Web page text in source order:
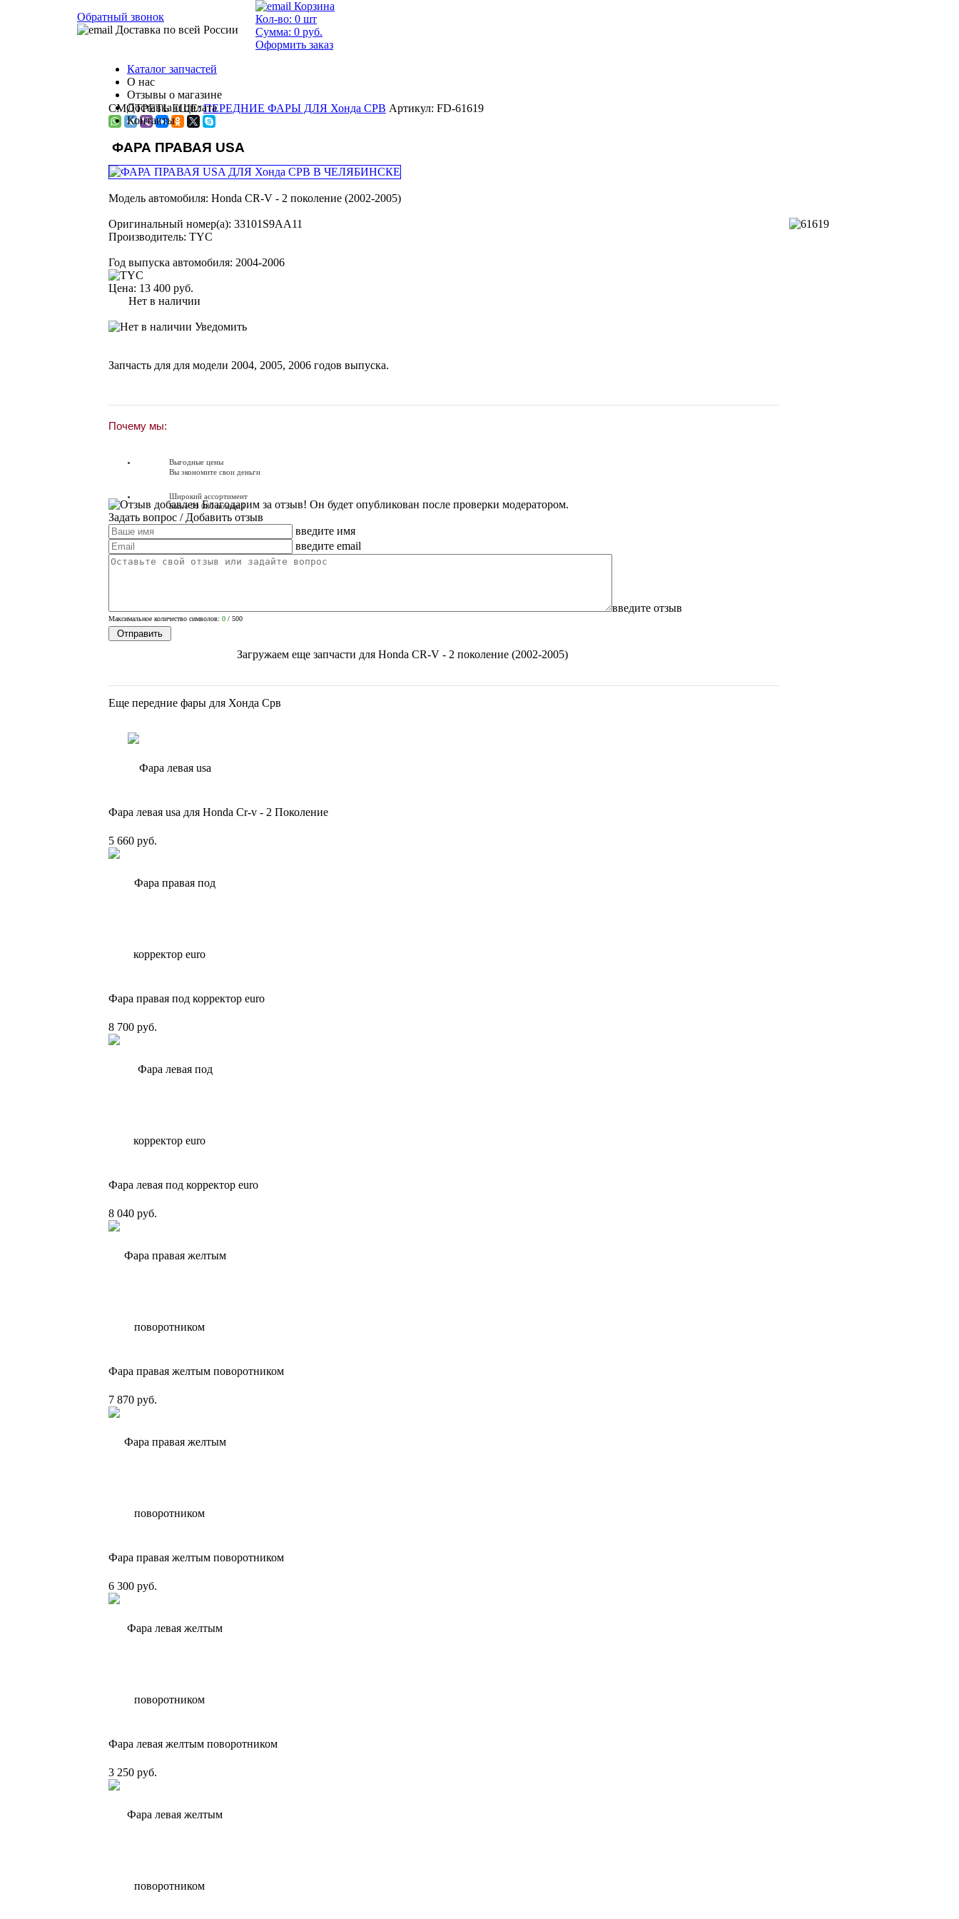
СМОТРЕТЬ ЕЩЕ:ПЕРЕДНИЕ ФАРЫ ДЛЯ Хонда СРВ Артикул: FD-61619
ФАРА ПРАВАЯ USA
Модель автомобиля: Honda CR-V - 2 поколение (2002-2005)
Оригинальный номер(а): 33101S9AA11
Производитель: TYC
Год выпуска автомобиля: 2004-2006
Цена: 13 400 руб.
Нет в наличии
Уведомить
Запчасть для для модели 2004, 2005, 2006 годов выпуска.
Почему мы:
Выгодные цены
Вы экономите свои деньги
Широкий ассортимент
Более 90 000 позиций
Доставка по России от 250 руб.
Вопросы? Звоните!
Благодарим за отзыв! Он будет опубликован после проверки модератором.
Задать вопрос / Добавить отзыв
введите имя
введите email
введите отзыв
Максимальное количество символов: 0 / 500
Загружаем еще запчасти для Honda CR-V - 2 поколение (2002-2005)
Еще передние фары для Хонда Срв
Фара левая usa для Honda Cr-v - 2 Поколение
5 660 руб.
Фара правая под корректор euro
8 700 руб.
Фара левая под корректор euro
8 040 руб.
Фара правая желтым поворотником
7 870 руб.
Фара правая желтым поворотником
6 300 руб.
Фара левая желтым поворотником
3 250 руб.
Обратный звонок
Доставка по всей России
Корзина
Кол-во: 0 шт
Сумма: 0 руб.
Оформить заказ
Каталог запчастей
О нас
Отзывы о магазине
Доставка и оплата
Контакты